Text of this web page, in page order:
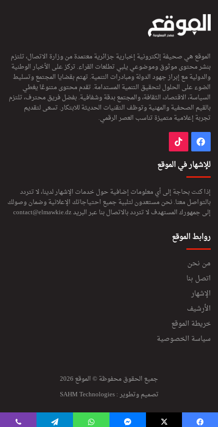
الموقع هي صحيفة إلكترونية إخبارية جزائرية معتمدة من وزارة الاتصال، تلتزم
بنشر محتوى موثوق وموضوعي يلبي تطلعات القراء. تركز على الأخبار الوطنية
والدولية مع إبراز جهود الدولة ومبادرات التنمية. تهتم بقضايا المجتمع وتسليط
الضوء على الحلول لتحقيق التنمية المستدامة. تقدم محتوى متنوعًا يغطي
السياسة، الاقتصاد، الثقافة، والمجتمع بدقة وشفافية. بفضل فريق محترف، تلتزم
بالقيم الصحفية والمهنية وتوظف التقنيات الحديثة للابتكار. تسعى لتقديم
تجربة إعلامية متميزة تناسب العصر الرقمي.
فيسبوك
للإشهار في الموقع
إذا كنت بحاجة إلى أي معلومات إضافية حول خدمات الإشهار لدينا، لا تتردد
بالتواصل معنا. نحن مستعدون لتلبية جميع احتياجاتك الإعلانية وضمان وصولك
إلى جمهورك المستهدف لا تتردد بالاتصال بنا عبر البريدcontact@elmawkie.dz
روابط الموقع
من نحن
اتصل بنا
الإشهار
الأرشيف
خريطة الموقع
سياسة الخصوصية
جميع الحقوق محفوظة © الموقع 2026
تصميم وتطوير :SAHM Technologies